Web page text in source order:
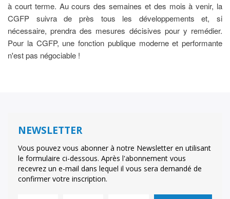
à court terme. Au cours des semaines et des mois à venir, la
CGFP suivra de près tous les développements et, si
nécessaire, prendra des mesures décisives pour y remédier.
Pour la CGFP, une fonction publique moderne et performante
n'est pas négociable !
NEWSLETTER
Vous pouvez vous abonner à notre Newsletter en utilisant
le formulaire ci-dessous. Après l'abonnement vous
recevrez un e-mail dans lequel il vous sera demandé de
confirmer votre inscription.